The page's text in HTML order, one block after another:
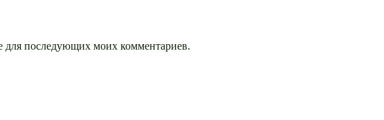
для последующих моих комментариев.